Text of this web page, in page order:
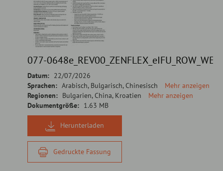
077-
Datum: 22/07/2026
Sprachen: Arabisch, Bulgarisch, Chinesisch
Mehr anzeigen
Regionen: Bulgarien, China, Kroatien
Mehr anzeigen
Dokumentgröße: 1.63 MB
Herunterladen
Gedruckte Fassung